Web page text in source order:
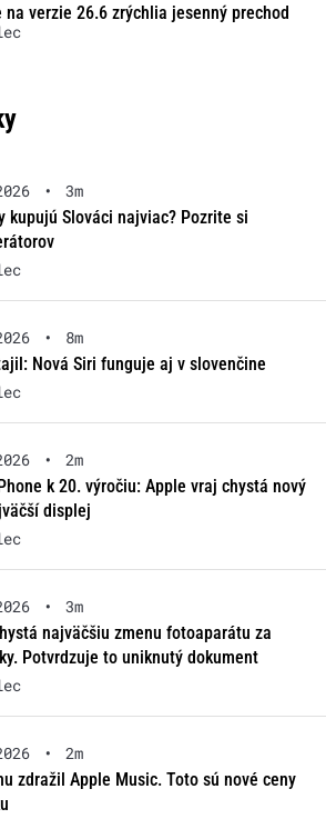
verzie 26.6 zrýchlia jesenný prechod
•
3m
kupujú Slováci najviac? Pozrite si
•
8m
Nová Siri funguje aj v slovenčine
•
2m
k 20. výročiu: Apple vraj chystá nový
displej
•
3m
najväčšiu zmenu fotoaparátu za
Potvrdzuje to uniknutý dokument
•
2m
zdražil Apple Music. Toto sú nové ceny